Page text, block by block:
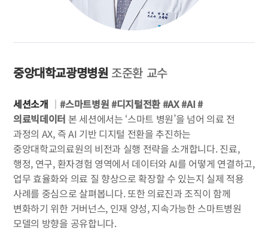
중앙대학교광명병원 조준환 교수
세션소개 ｜#스마트병원 #디지털전환 #AX #AI #
의료빅데이터 본 세션에서는 ‘스마트 병원’을 넘어 의료 전
과정의 AX, 즉 AI 기반 디지털 전환을 추진하는
중앙대학교의료원의 비전과 실행 전략을 소개합니다.진료,
행정, 연구, 환자경험 영역에서 데이터와 AI를 어떻게 연결하고,
업무 효율화와 의료 질 향상으로 확장할 수 있는지 실제 적용
사례를 중심으로 살펴봅니다.또한 의료진과 조직이 함께
변화하기 위한 거버넌스, 인재 양성, 지속가능한 스마트병원
모델의 방향을 공유합니다.